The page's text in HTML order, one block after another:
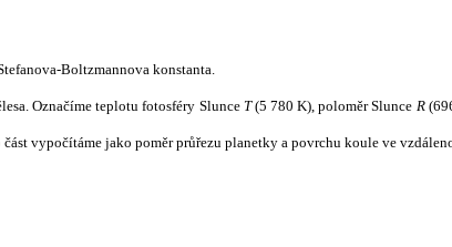
Boltzmannova konstanta.
Označíme teplotu fotosféry Slunce T(5 780 K), poloměr Slunce R
vypočítáme jako poměr průřezu planetky a povrchu koule ve